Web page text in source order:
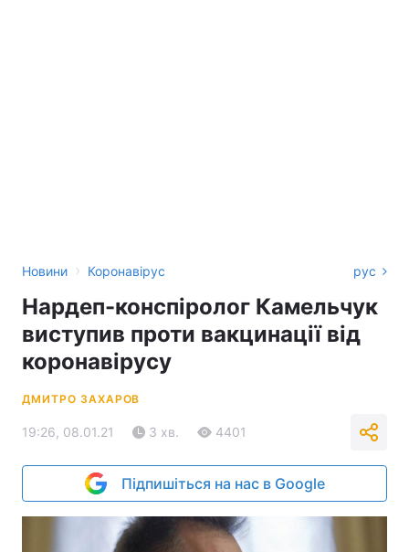
Новини › Коронавірус рус
Нардеп-конспіролог Камельчук
виступив проти вакцинації від
коронавірусу
ДМИТРО ЗАХАРОВ
19:26, 08.01.21 3 хв. 4401
Підпишіться на нас в Google